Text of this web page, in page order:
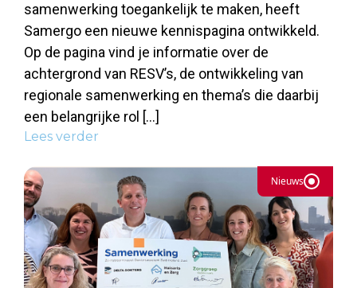
samenwerking toegankelijk te maken, heeft
Samergo een nieuwe kennispagina ontwikkeld.
Op de pagina vind je informatie over de
achtergrond van RESV’s, de ontwikkeling van
regionale samenwerking en thema’s die daarbij
een belangrijke rol […]
Lees verder
Nieuws